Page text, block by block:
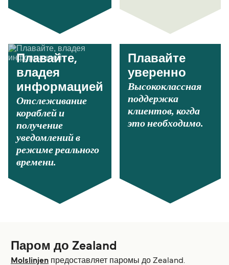
Плавайте,
владея
информацией
Отслеживание
кораблей и
получение
уведомлений в
режиме реального
времени.
Плавайте
уверенно
Высококлассная
поддержка
клиентов, когда
это необходимо.
Паром до Zealand
Molslinjen предоставляет паромы до Zealand.